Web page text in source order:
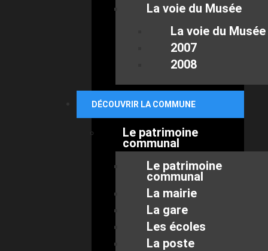
La voie du Musée
La voie du Musée
2007
2008
DÉCOUVRIR LA COMMUNE
Le patrimoine
communal
Le patrimoine
communal
La mairie
La gare
Les écoles
La poste